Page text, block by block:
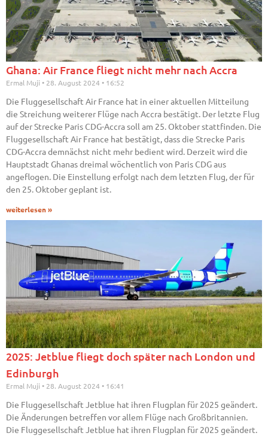
Ghana: Air France fliegt nicht mehr nach Accra
Ermal Muji 28. August 2024 16:52
Die Fluggesellschaft Air France hat in einer aktuellen Mitteilung
die Streichung weiterer Flüge nach Accra bestätigt. Der letzte Flug
auf der Strecke Paris CDG-Accra soll am 25. Oktober stattfinden. Die
Fluggesellschaft Air France hat bestätigt, dass die Strecke Paris
CDG-Accra demnächst nicht mehr bedient wird. Derzeit wird die
Hauptstadt Ghanas dreimal wöchentlich von Paris CDG aus
angeflogen. Die Einstellung erfolgt nach dem letzten Flug, der für
den 25. Oktober geplant ist.
weiterlesen »
2025: Jetblue fliegt doch später nach London und
Edinburgh
Ermal Muji 28. August 2024 16:41
Die Fluggesellschaft Jetblue hat ihren Flugplan für 2025 geändert.
Die Änderungen betreffen vor allem Flüge nach Großbritannien.
Die Fluggesellschaft Jetblue hat ihren Flugplan für 2025 geändert.